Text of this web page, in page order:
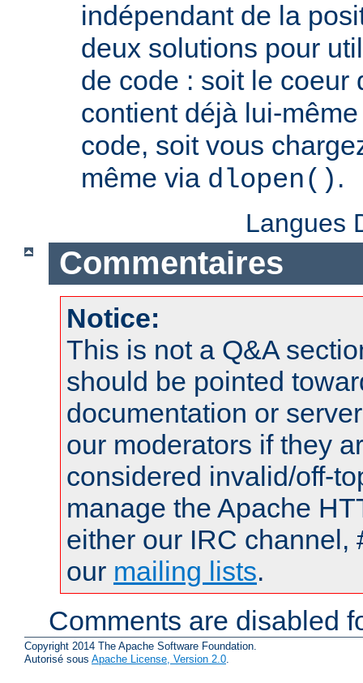
indépendant de la
deux solutions pour
de code : soit le coeur
contient déjà lui-
code, soit vous
même via dlopen() .
Langues
Commentaires
Notice:
This is not a Q&A
should be pointed
documentation or
our moderators if they
considered invalid/off-
manage the Apache
either our IRC channel,
our mailing lists.
Comments are disabled
Copyright 2014 The Apache Software Foundation.
Autorisé sous Apache License, Version 2.0